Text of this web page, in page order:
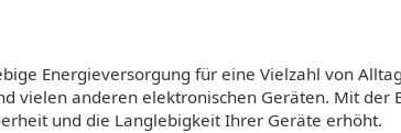
Energieversorgung für eine Vielzahl von
vielen anderen elektronischen Geräten. Mit der
und die Langlebigkeit Ihrer Geräte erhöht.